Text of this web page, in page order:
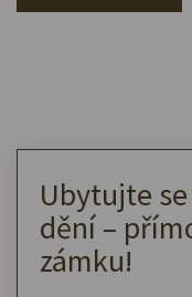
Ubytujte
dění –
zámku!